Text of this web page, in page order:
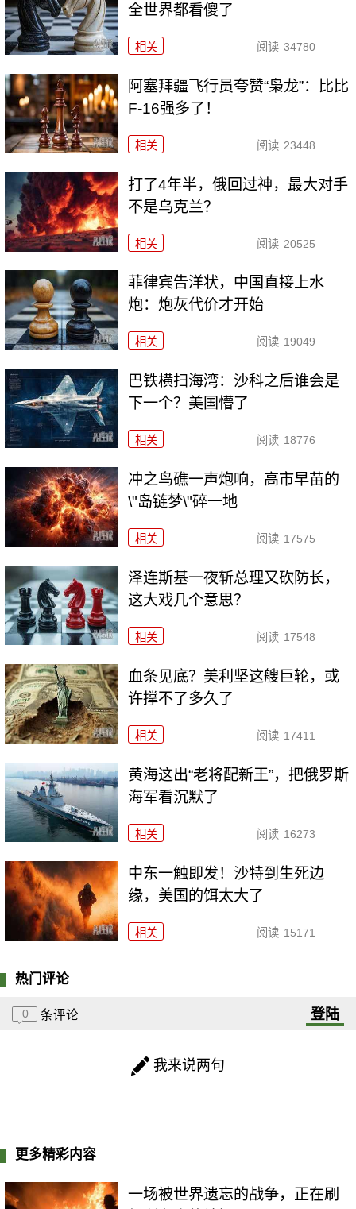
全世界都看傻了
相关 阅读 34780
阿塞拜疆飞行员夸赞“枭龙”：比比
F-16强多了！
相关 阅读 23448
打了4年半，俄回过神，最大对手
不是乌克兰？
相关 阅读 20525
菲律宾告洋状，中国直接上水
炮：炮灰代价才开始
相关 阅读 19049
巴铁横扫海湾：沙科之后谁会是
下一个？美国懵了
相关 阅读 18776
冲之鸟礁一声炮响，高市早苗的
\"岛链梦\"碎一地
相关 阅读 17575
泽连斯基一夜斩总理又砍防长，
这大戏几个意思？
相关 阅读 17548
血条见底？美利坚这艘巨轮，或
许撑不了多久了
相关 阅读 17411
黄海这出“老将配新王”，把俄罗斯
海军看沉默了
相关 阅读 16273
中东一触即发！沙特到生死边
缘，美国的饵太大了
相关 阅读 15171
热门评论
0 条评论 登陆
我来说两句
更多精彩内容
一场被世界遗忘的战争，正在刷